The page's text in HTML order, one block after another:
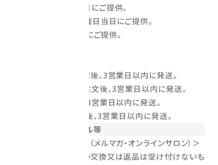
銀行振込：開催日当日にご提供。
クレジットカード：開催日当日にご提供。
PayPal：開催日当日にご提供。
銀行振込：ご入金確認後、3営業日以内に発送。
クレジットカード：ご注文後、3営業日以内に発送。
代金引換：ご注文後、3営業日以内に発送。
PayPal：ご入金確認後、3営業日以内に発送。
返品・交換・キャンセル等
＜デジタルコンテンツ（メルマガ・オンラインサロン）＞
商品の性質上、商品の交換又は返品は受け付けないも